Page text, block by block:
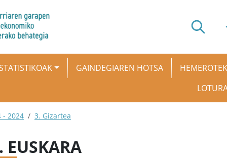
GAINDEGIAREN HOTSA
- 2024 3. Gizartea
EUSKARA